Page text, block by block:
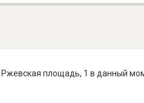
площадь, 1 в данный